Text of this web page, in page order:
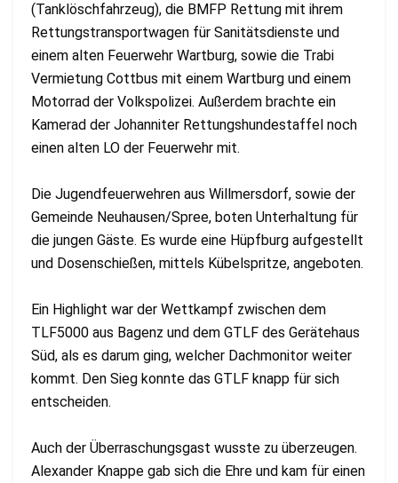
(Tanklöschfahrzeug), die BMFP Rettung mit ihrem
Rettungstransportwagen für Sanitätsdienste und
einem alten Feuerwehr Wartburg, sowie die Trabi
Vermietung Cottbus mit einem Wartburg und einem
Motorrad der Volkspolizei. Außerdem brachte ein
Kamerad der Johanniter Rettungshundestaffel noch
einen alten LO der Feuerwehr mit.
Die Jugendfeuerwehren aus Willmersdorf, sowie der
Gemeinde Neuhausen/Spree, boten Unterhaltung für
die jungen Gäste. Es wurde eine Hüpfburg aufgestellt
und Dosenschießen, mittels Kübelspritze, angeboten.
Ein Highlight war der Wettkampf zwischen dem
TLF5000 aus Bagenz und dem GTLF des Gerätehaus
Süd, als es darum ging, welcher Dachmonitor weiter
kommt. Den Sieg konnte das GTLF knapp für sich
entscheiden.
Auch der Überraschungsgast wusste zu überzeugen.
Alexander Knappe gab sich die Ehre und kam für einen